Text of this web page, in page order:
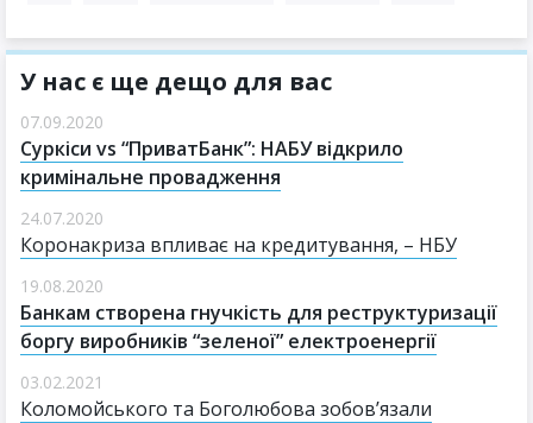
У нас є ще дещо для вас
07.09.2020
Суркіси vs “ПриватБанк”: НАБУ відкрило
кримінальне провадження
24.07.2020
Коронакриза впливає на кредитування, – НБУ
19.08.2020
Банкам створена гнучкість для реструктуризації
боргу виробників “зеленої” електроенергії
03.02.2021
Коломойського та Боголюбова зобов’язали